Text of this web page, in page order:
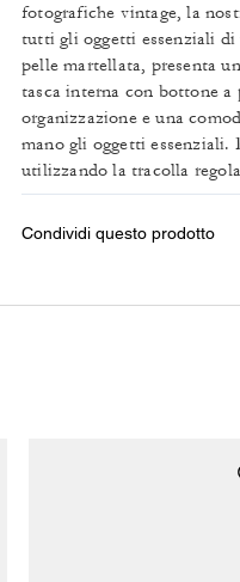
fotografiche vintage, la
tutti gli oggetti essenziali
pelle martellata, presenta
tasca interna con bottone a
organizzazione e una
mano gli oggetti essenziali.
utilizzando la tracolla
Condividi questo prodotto